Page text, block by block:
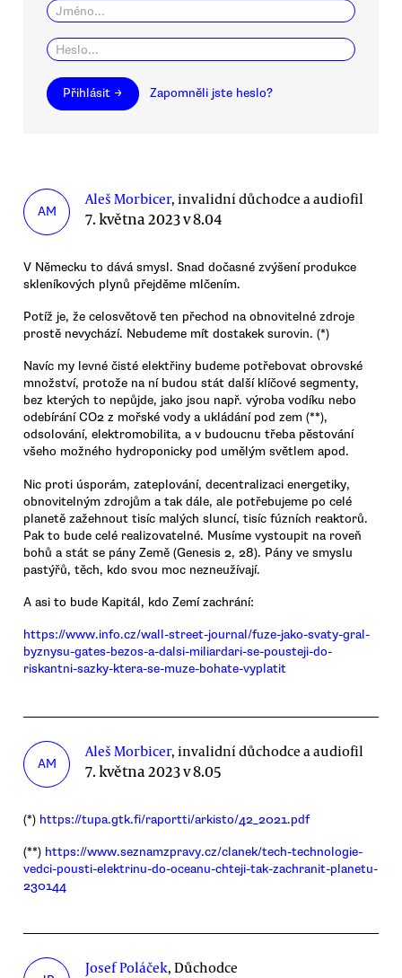
Přihlásit → Zapomněli jste heslo?
AM
Aleš Morbicer, invalidní důchodce a audiofil
7. května 2023 v 8.04
V Německu to dává smysl. Snad dočasné zvýšení produkce
skleníkových plynů přejděme mlčením.
Potíž je, že celosvětově ten přechod na obnovitelné zdroje
prostě nevychází. Nebudeme mít dostakek surovin. (*)
Navíc my levné čisté elektřiny budeme potřebovat obrovské
množství, protože na ní budou stát další klíčové segmenty,
bez kterých to nepůjde, jako jsou např. výroba vodíku nebo
odebírání CO2 z mořské vody a ukládání pod zem (**),
odsolování, elektromobilita, a v budoucnu třeba pěstování
všeho možného hydroponicky pod umělým světlem apod.
Nic proti úsporám, zateplování, decentralizaci energetiky,
obnovitelným zdrojům a tak dále, ale potřebujeme po celé
planetě zažehnout tisíc malých sluncí, tisíc fúzních reaktorů.
Pak to bude celé realizovatelné. Musíme vystoupit na roveň
bohů a stát se pány Země (Genesis 2, 28). Pány ve smyslu
pastýřů, těch, kdo svou moc nezneužívají.
A asi to bude Kapitál, kdo Zemí zachrání:
https://www.info.cz/wall-street-journal/fuze-jako-svaty-gral-
byznysu-gates-bezos-a-dalsi-miliardari-se-pousteji-do-
riskantni-sazky-ktera-se-muze-bohate-vyplatit
AM
Aleš Morbicer, invalidní důchodce a audiofil
7. května 2023 v 8.05
(*) https://tupa.gtk.fi/raportti/arkisto/42_2021.pdf
(**) https://www.seznamzpravy.cz/clanek/tech-technologie-
vedci-pousti-elektrinu-do-oceanu-chteji-tak-zachranit-planetu-
230144
Josef Poláček, Důchodce